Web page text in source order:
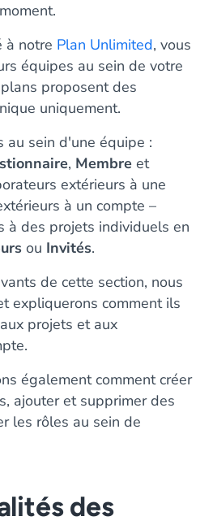
à notre Plan Unlimited, vous
équipes au sein de votre
proposent des
uniquement.
au sein d'une équipe :
, Membre et
extérieurs à une
à un compte –
à des projets individuels en
ou Invités.
de cette section, nous
expliquerons comment ils
projets et aux
également comment créer
ajouter et supprimer des
les rôles au sein de
des